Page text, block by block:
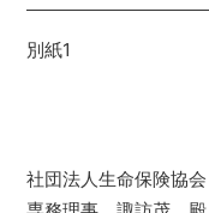
別紙1
社団法人生命保険協会